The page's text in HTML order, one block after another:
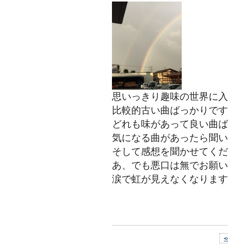
思いっきり趣味の世界に
比較的古い曲ばっかりで
どれも味があって良い曲
気になる曲があったら聞
そして感想を聞かせてく
あ、でも悪口は無でお願
涙で虹が見えなくなりま